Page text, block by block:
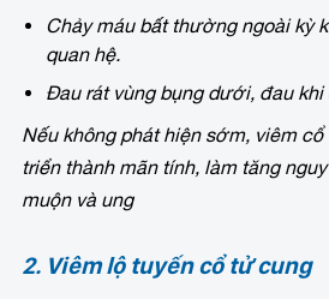
Chảy máu bất thường ngoài kỳ
quan hệ.
Đau rát vùng bụng dưới, đau khi
Nếu không phát hiện sớm, viêm
triển thành mãn tính, làm tăng
muộn và ung
2. Viêm lộ tuyến cổ tử cung